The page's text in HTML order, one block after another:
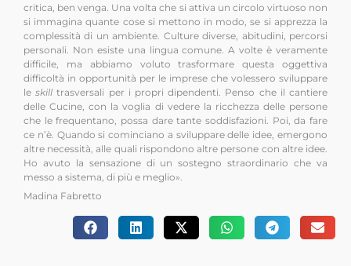
critica, ben venga. Una volta che si attiva un circolo virtuoso non
si immagina quante cose si mettono in modo, se si apprezza la
complessità di un ambiente. Culture diverse, abitudini, percorsi
personali. Non esiste una lingua comune. A volte è veramente
difficile, ma abbiamo voluto trasformare questa oggettiva
difficoltà in opportunità per le imprese che volessero sviluppare
leskill trasversali per i propri dipendenti. Penso che il cantiere
delle Cucine, con la voglia di vedere la ricchezza delle persone
che le frequentano, possa dare tante soddisfazioni. Poi, da fare
ce n’è. Quando si cominciano a sviluppare delle idee, emergono
altre necessità, alle quali rispondono altre persone con altre idee.
Ho avuto la sensazione di un sostegno straordinario che va
messo a sistema, di più e meglio».
Madina Fabretto